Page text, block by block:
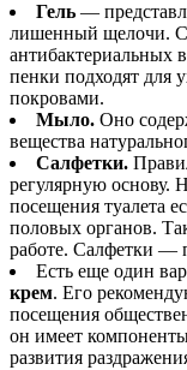
Гель —
лишенный щелочи.
антибактериальных
пенки подходят для
покровами.
Мыло. Оно
вещества
Салфетки.
регулярную основу.
посещения туалета
половых органов.
работе. Салфетки —
Есть еще один
крем. Его
посещения
он имеет
развития